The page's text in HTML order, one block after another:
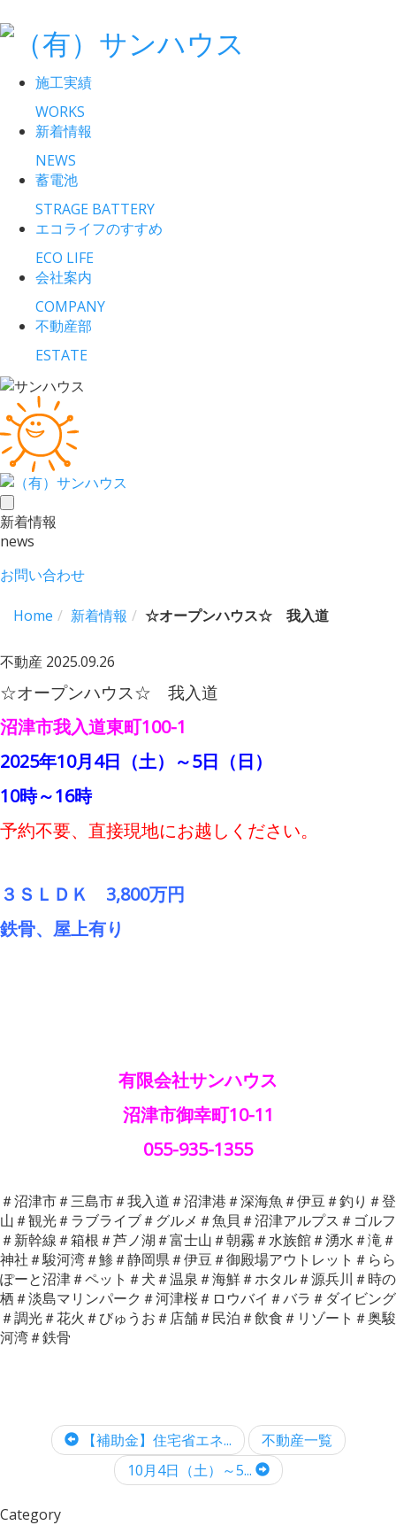
施工実績
WORKS
新着情報
NEWS
蓄電池
STRAGE BATTERY
エコライフのすすめ
ECO LIFE
会社案内
COMPANY
不動産部
ESTATE
toggle
navigation
新着情報
news
お問い合わせ
Home 新着情報 ☆オープンハウス☆ 我入道
不動産 2025.09.26
☆オープンハウス☆ 我入道
沼津市我入道東町100-1
2025年10月4日（土）～5日（日）
10時～16時
予約不要、直接現地にお越しください。
３ＳＬＤＫ 3,800万円
鉄骨、屋上有り
有限会社サンハウス
沼津市御幸町10-11
055-935-1355
＃沼津市＃三島市＃我入道＃沼津港＃深海魚＃伊豆＃釣り＃登
山＃観光＃ラブライブ＃グルメ＃魚貝＃沼津アルプス＃ゴルフ
＃新幹線＃箱根＃芦ノ湖＃富士山＃朝霧＃水族館＃湧水＃滝＃
神社＃駿河湾＃鯵＃静岡県＃伊豆＃御殿場アウトレット＃らら
ぽーと沼津＃ペット＃犬＃温泉＃海鮮＃ホタル＃源兵川＃時の
栖＃淡島マリンパーク＃河津桜＃ロウバイ＃バラ＃ダイビング
＃調光＃花火＃びゅうお＃店舗＃民泊＃飲食＃リゾート＃奥駿
河湾＃鉄骨
【補助金】住宅省エネ...
不動産一覧
10月4日（土）～5...
Category